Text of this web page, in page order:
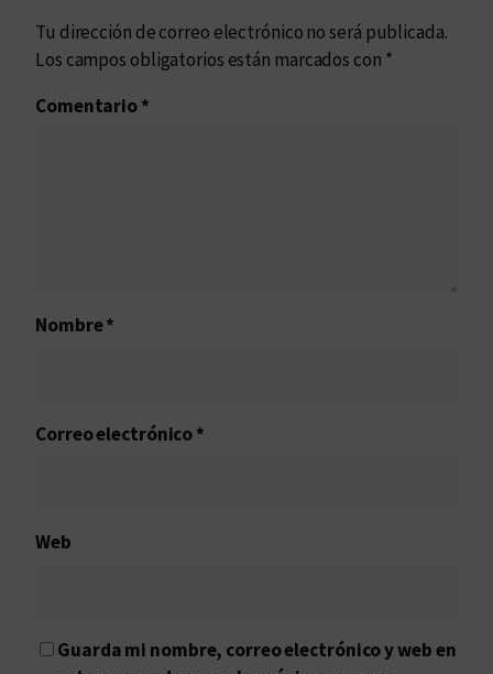
Tu dirección de correo electrónico no será publicada.
Los campos obligatorios están marcados con *
Comentario*
Nombre*
Correo electrónico*
Web
Guarda mi nombre, correo electrónico y web en